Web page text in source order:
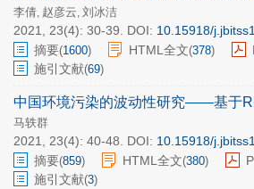
李倩, 赵彦云, 刘冰洁
2021, 23(4): 30-39. DOI: 10.15918/
摘要(1600) HTML全文(378)
施引文献(69)
中国环境污染的波动性研究——基于
马轶群
2021, 23(4): 40-48. DOI: 10.15918/
摘要(859) HTML全文(380)
施引文献(3)